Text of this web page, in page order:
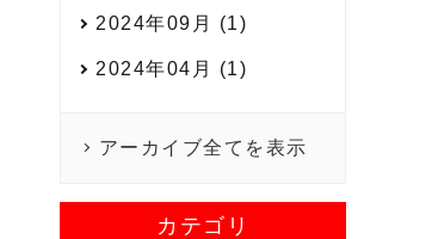
2024年09月 (1)
2024年04月 (1)
アーカイブ全てを表示
カテゴリ